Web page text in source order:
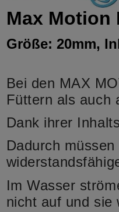
Max
Größe: 20mm,
Bei den MAX
Füttern als auch
Dank ihrer
Dadurch
Im Wasser
nicht auf und sie